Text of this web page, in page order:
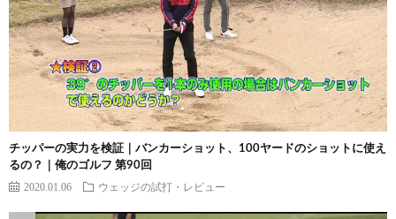
チッパーの実力を検証｜バンカーショット、100ヤードのショットに使え
るの？｜俺のゴルフ 第90回
2020.01.06 ウェッジの試打・レビュー